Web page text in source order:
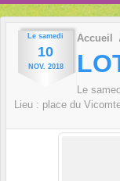
Le samedi
10
NOV. 2018
Accueil
Le
Lieu : place du